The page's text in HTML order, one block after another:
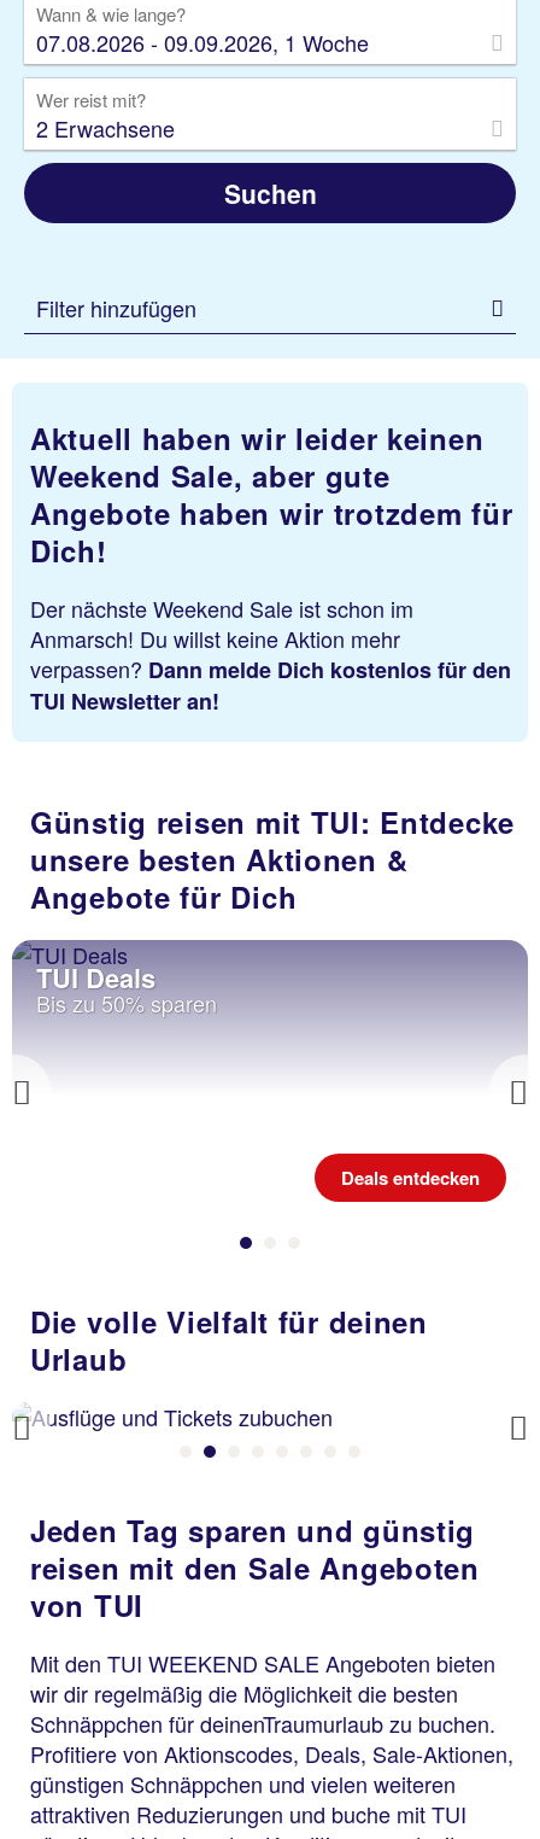
Wann & wie lange?
07.08.2026 - 09.09.2026, 1 Woche
Wer reist mit?
2 Erwachsene
Suchen
Filter hinzufügen
Aktuell haben wir leider keinen
Weekend Sale, aber gute
Angebote haben wir trotzdem für
Dich!
Der nächste Weekend Sale ist schon im
Anmarsch! Du willst keine Aktion mehr
verpassen? Dann melde Dich kostenlos für den
TUI Newsletter an!
Günstig reisen mit TUI: Entdecke
unsere besten Aktionen &
Angebote für Dich
Previous
TUI Deals
Bis zu 50% sparen
Deals entdecken
Die volle Vielfalt für deinen
Urlaub
Previous
Jeden Tag sparen und günstig
reisen mit den Sale Angeboten
von TUI
Mit den TUI WEEKEND SALE Angeboten bieten
wir dir regelmäßig die Möglichkeit die besten
Schnäppchen für deinenTraumurlaub zu buchen.
Profitiere von Aktionscodes, Deals, Sale-Aktionen,
günstigen Schnäppchen und vielen weiteren
attraktiven Reduzierungen und buche mit TUI